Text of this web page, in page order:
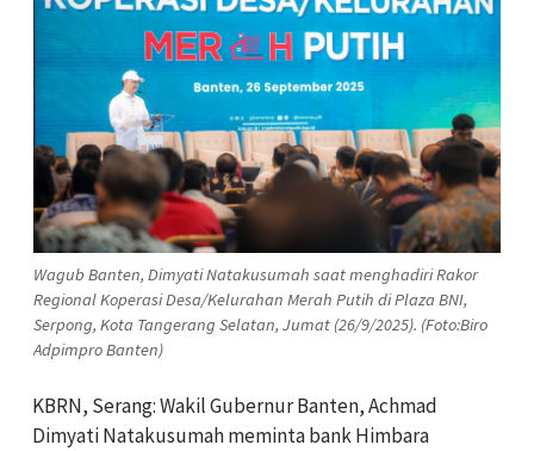
Wagub Banten, Dimyati Natakusumah saat menghadiri Rakor
Regional Koperasi Desa/Kelurahan Merah Putih di Plaza BNI,
Serpong, Kota Tangerang Selatan, Jumat (26/9/2025). (Foto:Biro
Adpimpro Banten)
KBRN, Serang: Wakil Gubernur Banten, Achmad
Dimyati Natakusumah meminta bank Himbara